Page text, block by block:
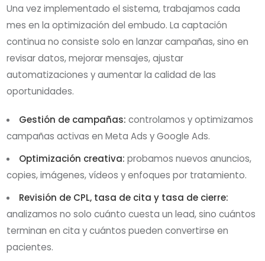
Una vez implementado el sistema, trabajamos cada
mes en la optimización del embudo. La captación
continua no consiste solo en lanzar campañas, sino en
revisar datos, mejorar mensajes, ajustar
automatizaciones y aumentar la calidad de las
oportunidades.
Gestión de campañas: controlamos y optimizamos
campañas activas en Meta Ads y Google Ads.
Optimización creativa: probamos nuevos anuncios,
copies, imágenes, vídeos y enfoques por tratamiento.
Revisión de CPL, tasa de cita y tasa de cierre:
analizamos no solo cuánto cuesta un lead, sino cuántos
terminan en cita y cuántos pueden convertirse en
pacientes.